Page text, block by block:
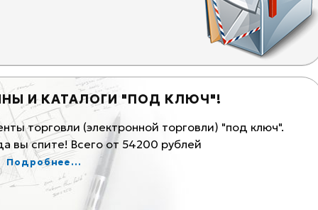
ИНТЕРНЕТ-МАРКЕТИНГ И ПРОДВИЖЕНИЕ
дает не какой-то конкретный метод, а их
и называется комплексным интернет-
от 10000 рублей в месяц
Подробнее...